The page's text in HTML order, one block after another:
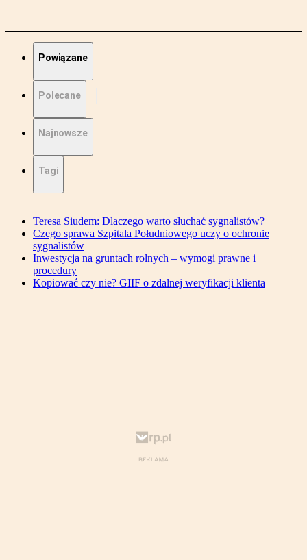
Powiązane
Polecane
Najnowsze
Tagi
Teresa Siudem: Dlaczego warto słuchać sygnalistów?
Czego sprawa Szpitala Południowego uczy o ochronie
sygnalistów
Inwestycja na gruntach rolnych – wymogi prawne i
procedury
Kopiować czy nie? GIIF o zdalnej weryfikacji klienta